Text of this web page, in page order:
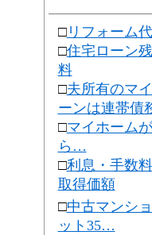
□リフォーム
□住宅ローン
料
□夫所有のマ
ーンは連帯債
□マイホーム
ら…
□利息・手数
取得価額
□中古マンシ
ット35…